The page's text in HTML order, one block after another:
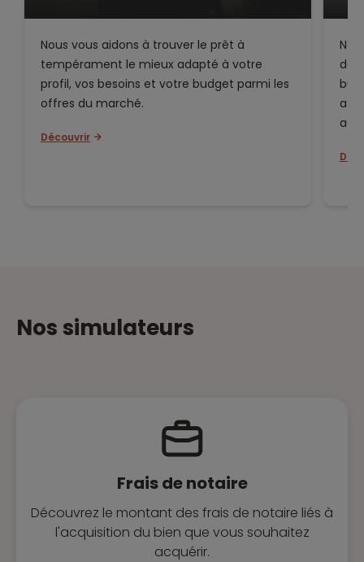
Nous vous aidons à trouver le prêt à
tempérament le mieux adapté à votre
profil, vos besoins et votre budget parmi les
offres du marché.
Découvrir
de
Nos simulateurs
Frais de notaire
Découvrez le montant des frais de notaire liés à
l'acquisition du bien que vous souhaitez
acquérir.